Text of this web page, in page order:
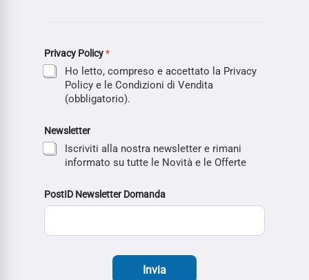
Privacy Policy*
Ho letto, compreso e accettato la Privacy
Policy e le Condizioni di Vendita
(obbligatorio).
Newsletter
Iscriviti alla nostra newsletter e rimani
informato su tutte le Novità e le Offerte
PostID Newsletter Domanda
Invia